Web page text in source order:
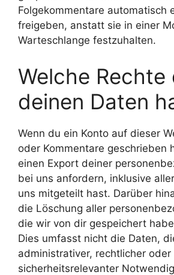
Folgekommentare automatisch
freigeben, anstatt sie in einer
Warteschlange festzuhalten.
Welche Rechte
deinen Daten
Wenn du ein Konto auf dieser
oder Kommentare geschrieben
einen Export deiner
bei uns anfordern, inklusive
uns mitgeteilt hast. Darüber
die Löschung aller
die wir von dir gespeichert
Dies umfasst nicht die Daten,
administrativer, rechtlicher oder
sicherheitsrelevanter